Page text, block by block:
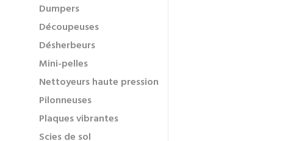
Dumpers
Découpeuses
Désherbeurs
Mini-pelles
Nettoyeurs haute pression
Pilonneuses
Plaques vibrantes
Scies de sol